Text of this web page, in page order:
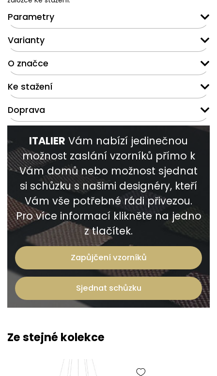
Parametry
Varianty
O značce
Ke stažení
Doprava
ITALIER Vám nabízí jedinečnou
možnost zaslání vzorníků přímo k
Vám domů nebo možnost sjednat
si schůzku s našimi designéry, kteří
Vám vše potřebné rádi přivezou.
Pro více informací klikněte na jedno
z tlačítek.
Zapůjčení vzorníků
Sjednat schůzku
Ze stejné kolekce